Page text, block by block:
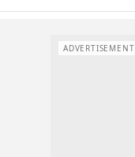
ADVERTISEMENT